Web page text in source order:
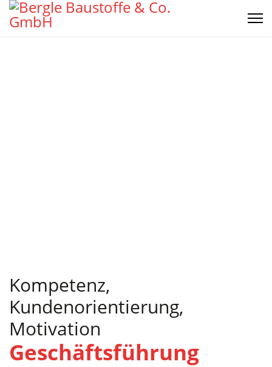
Kompetenz,
Kundenorientierung,
Motivation
Geschäftsführung